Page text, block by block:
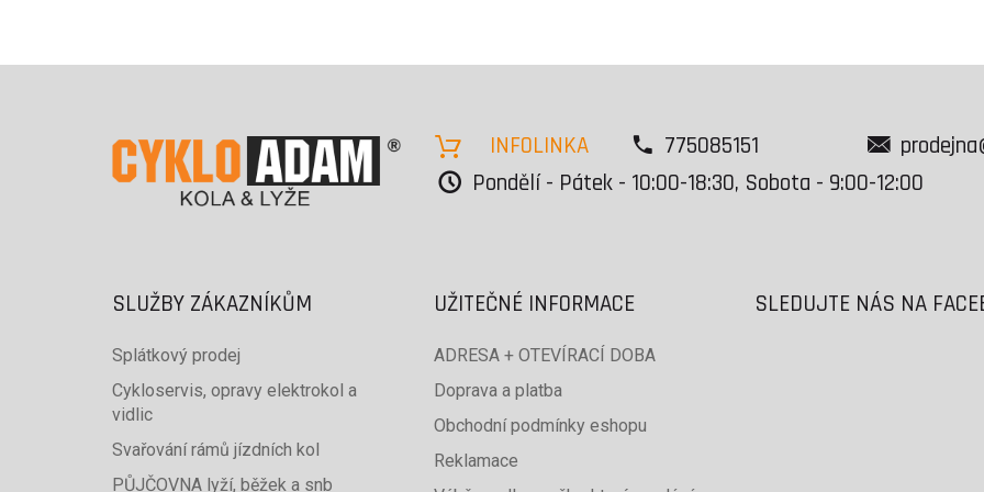
INFOLINKA 775085151
Pondělí - Pátek - 10:00-18:30, Sobota - 9:00-12:00
SLUŽBY ZÁKAZNÍKŮM
Splátkový prodej
Cykloservis, opravy elektrokol a
vidlic
Svařování rámů jízdních kol
PŮJČOVNA lyží, běžek a snb
UŽITEČNÉ INFORMACE
ADRESA + OTEVÍRACÍ DOBA
Doprava a platba
Obchodní podmínky eshopu
Reklamace
SLEDUJTE NÁS NA